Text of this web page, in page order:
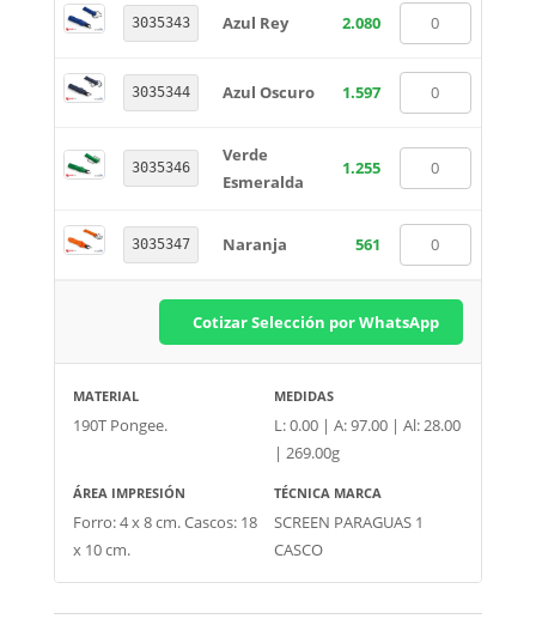
3035343 Azul Rey 2.080
3035344 Azul Oscuro 1.597
3035346
Verde
Esmeralda
1.255
3035347 Naranja 561
Cotizar Selección por WhatsApp
MATERIAL
190T Pongee.
MEDIDAS
L: 0.00 | A: 97.00 | Al: 28.00
| 269.00g
ÁREA IMPRESIÓN
Forro: 4 x 8 cm. Cascos: 18
x 10 cm.
TÉCNICA MARCA
SCREEN PARAGUAS 1
CASCO